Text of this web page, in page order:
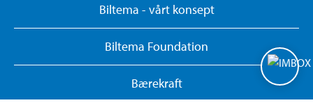
Biltema - vårt konsept
Biltema Foundation
Bærekraft